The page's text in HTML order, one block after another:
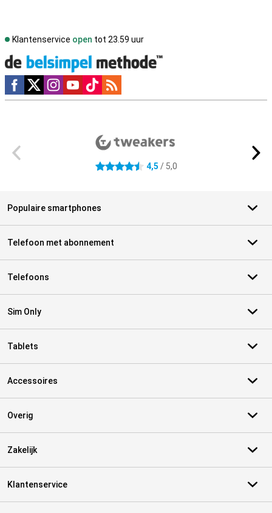
Klantenservice open tot 23.59 uur
Social media
4.5 sterren 4,5 / 5,0
Populaire smartphones
Telefoon met abonnement
Telefoons
Sim Only
Tablets
Accessoires
Overig
Zakelijk
Klantenservice